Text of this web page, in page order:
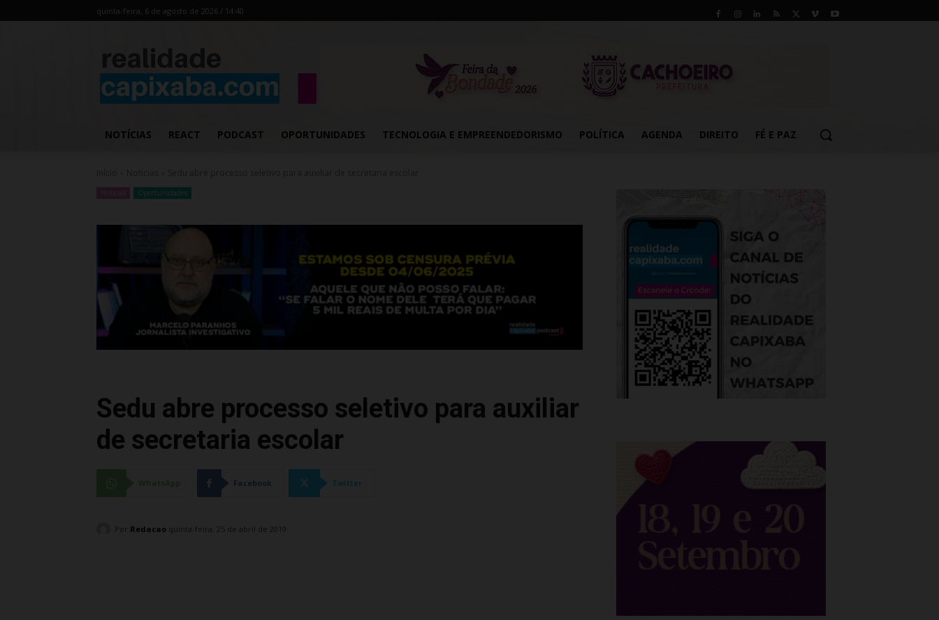
quinta-feira, 6 de agosto de 2026 / 14:40
NOTÍCIAS REACT PODCAST OPORTUNIDADES TECNOLOGIA E EMPREENDEDORISMO POLÍTICA AGENDA DIREITO FÉ E PAZ
Oportunidades
Sedu abre processo seletivo para auxiliar
de secretaria escolar
Facebook Twitter
Por Redacao quinta-feira, 25 de abril de 2019